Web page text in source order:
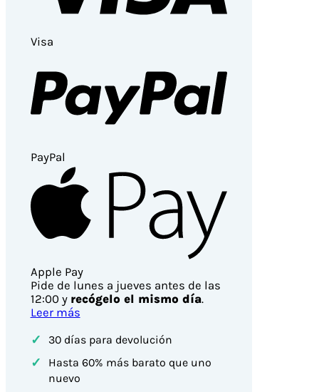
Visa
PayPal
Apple Pay
Pide de lunes a jueves antes de las
12:00 y recógelo el mismo día.
Leer más
✓ 30 días para devolución
✓
Hasta 60% más barato que uno
nuevo